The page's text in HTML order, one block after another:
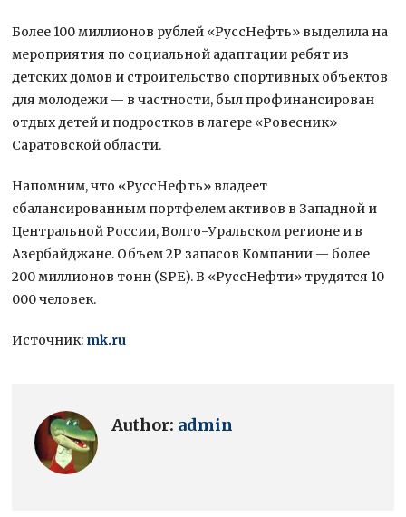
Более 100 миллионов рублей «РуссНефть» выделила на
мероприятия по социальной адаптации ребят из
детских домов и строительство спортивных объектов
для молодежи — в частности, был профинансирован
отдых детей и подростков в лагере «Ровесник»
Саратовской области.
Напомним, что «РуссНефть» владеет
сбалансированным портфелем активов в Западной и
Центральной России, Волго-Уральском регионе и в
Азербайджане. Объем 2P запасов Компании — более
200 миллионов тонн (SPE). В «РуссНефти» трудятся 10
000 человек.
Источник: mk.ru
Author: admin